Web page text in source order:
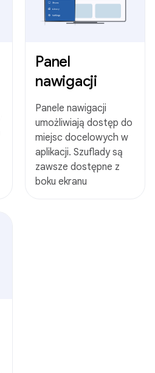
Panel
nawigacji
Panele nawigacji
umożliwiają dostęp do
miejsc docelowych w
aplikacji. Szuflady są
zawsze dostępne z
boku ekranu